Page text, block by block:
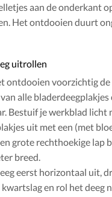
aan de onderkant
Het ontdooien duurt
uitrollen
ontdooien voorzichtig
alle bladerdeegplakjes
Bestuif je werkblad licht
uit met een (met
grote rechthoekige lap
breed.
eerst horizontaal uit,
kwartslag en rol het deeg